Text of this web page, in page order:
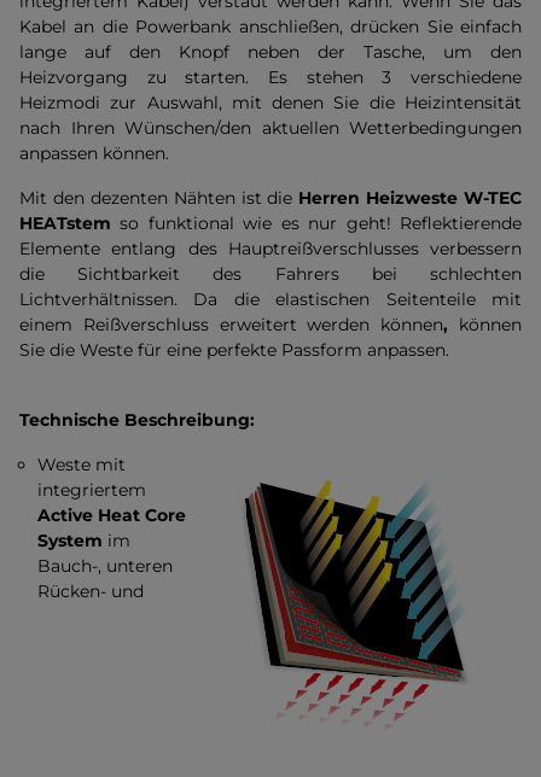
Kabel an die Powerbank anschließen, drücken Sie einfach
lange auf den Knopf neben der Tasche, um den
Heizvorgang zu starten. Es stehen 3 verschiedene
Heizmodi zur Auswahl, mit denen Sie die Heizintensität
nach Ihren Wünschen/den aktuellen Wetterbedingungen
anpassen können.
Mit den dezenten Nähten ist die Herren Heizweste W-TEC
HEATstem so funktional wie es nur geht! Reflektierende
Elemente entlang des Hauptreißverschlusses verbessern
die Sichtbarkeit des Fahrers bei schlechten
Lichtverhältnissen. Da die elastischen Seitenteile mit
einem Reißverschluss erweitert werden können, können
Sie die Weste für eine perfekte Passform anpassen.
Technische Beschreibung:
Weste mit
integriertem
Active Heat Core
System im
Bauch-, unteren
Rücken- und